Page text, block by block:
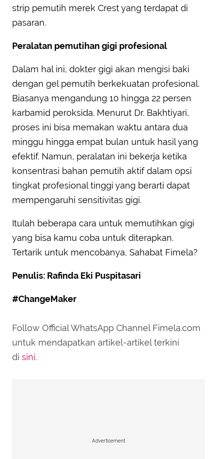
strip pemutih merek Crest yang terdapat di
pasaran.
Peralatan pemutihan gigi profesional
Dalam hal ini, dokter gigi akan mengisi baki
dengan gel pemutih berkekuatan profesional.
Biasanya mengandung 10 hingga 22 persen
karbamid peroksida. Menurut Dr. Bakhtiyari,
proses ini bisa memakan waktu antara dua
minggu hingga empat bulan untuk hasil yang
efektif. Namun, peralatan ini bekerja ketika
konsentrasi bahan pemutih aktif dalam opsi
tingkat profesional tinggi yang berarti dapat
mempengaruhi sensitivitas gigi.
Itulah beberapa cara untuk memutihkan gigi
yang bisa kamu coba untuk diterapkan.
Tertarik untuk mencobanya, Sahabat Fimela?
Penulis: Rafinda Eki Puspitasari
#ChangeMaker
Follow Official WhatsApp Channel Fimela.com
untuk mendapatkan artikel-artikel terkini
di sini.
Advertisement